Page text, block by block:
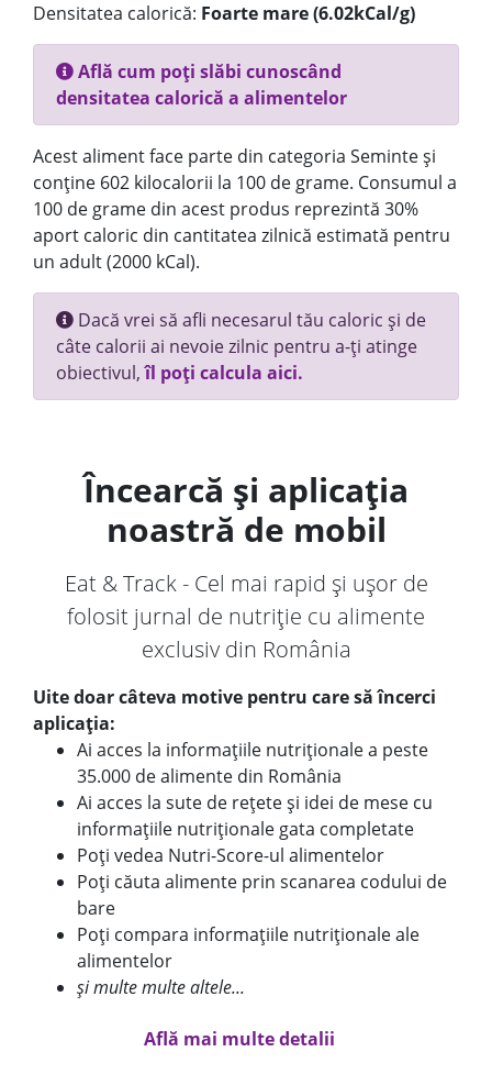
Densitatea calorică: Foarte mare (6.02kCal/g)
Află cum poți slăbi cunoscând
densitatea calorică a alimentelor
Acest aliment face parte din categoria Seminte și
conține 602 kilocalorii la 100 de grame. Consumul a
100 de grame din acest produs reprezintă 30%
aport caloric din cantitatea zilnică estimată pentru
un adult (2000 kCal).
Dacă vrei să afli necesarul tău caloric și de
câte calorii ai nevoie zilnic pentru a-ți atinge
obiectivul,îl poți calcula aici.
Încearcă și aplicația
noastră de mobil
Eat & Track - Cel mai rapid și ușor de
folosit jurnal de nutriție cu alimente
exclusiv din România
Uite doar câteva motive pentru care să încerci
aplicația:
Ai acces la informațiile nutriționale a peste
35.000 de alimente din România
Ai acces la sute de rețete și idei de mese cu
informațiile nutriționale gata completate
Poți vedea Nutri-Score-ul alimentelor
Poți căuta alimente prin scanarea codului de
bare
Poți compara informațiile nutriționale ale
alimentelor
și multe multe altele...
Află mai multe detalii